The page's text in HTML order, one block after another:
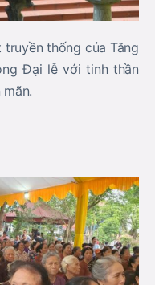
thống của Tăng
Đại lễ với tinh thần